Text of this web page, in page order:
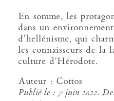
En somme, les
dans un
d’hellénisme, qui
les connaisseurs de la
culture d’Hérodote.
Auteur : Cottos
Publié le : 7 juin 2022.